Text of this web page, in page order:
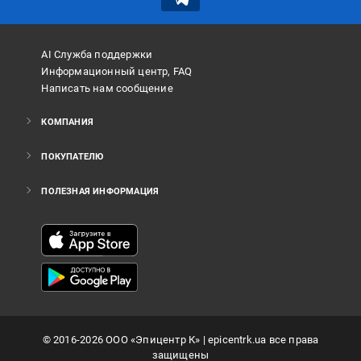
AI Служба поддержки
Информационный центр, FAQ
Написать нам сообщение
КОМПАНИЯ
ПОКУПАТЕЛЮ
ПОЛЕЗНАЯ ИНФОРМАЦИЯ
©2016-2026ООО «Эпицентр К» | epicentrk.ua все права
защищены